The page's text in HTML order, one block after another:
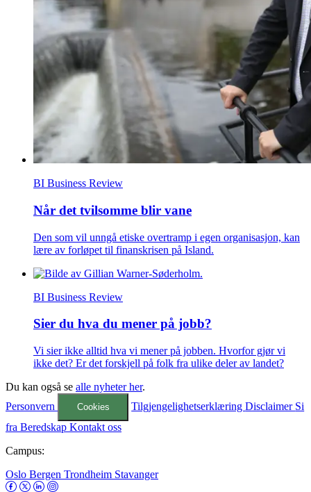
BI Business Review
Når det tvilsomme blir vane
Den som vil unngå etiske overtramp i egen organisasjon, kan
lære av forløpet til finanskrisen på Island.
BI Business Review
Sier du hva du mener på jobb?
Vi sier ikke alltid hva vi mener på jobben. Hvorfor gjør vi
ikke det? Er det forskjell på folk fra ulike deler av landet?
Du kan også se alle nyheter her.
Personvern
Cookies TilgjengelighetserklæringDisclaimer Si
fra Beredskap Kontakt oss
Campus:
Oslo Bergen Trondheim Stavanger